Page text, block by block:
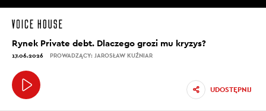
Rynek Private debt. Dlaczego grozi mu kryzys?
17.06.2026 PROWADZĄCY: JAROSŁAW KUŹNIAR
UDOSTĘPNIJ